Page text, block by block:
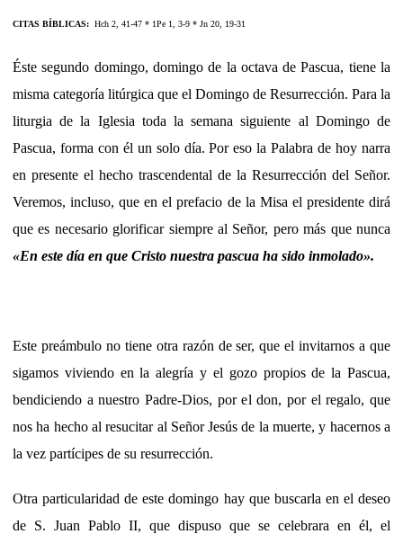
CITAS BÍBLICAS: Hch 2, 41-47 * 1Pe 1, 3-9 * Jn 20, 19-31
Éste segundo domingo, domingo de la octava de Pascua, tiene la
misma categoría litúrgica que el Domingo de Resurrección. Para la
liturgia de la Iglesia toda la semana siguiente al Domingo de
Pascua, forma con él un solo día. Por eso la Palabra de hoy narra
en presente el hecho trascendental de la Resurrección del Señor.
Veremos, incluso, que en el prefacio de la Misa el presidente dirá
que es necesario glorificar siempre al Señor, pero más que nunca
«En este día en que Cristo nuestra pascua ha sido inmolado».
Este preámbulo no tiene otra razón de ser, que el invitarnos a que
sigamos viviendo en la alegría y el gozo propios de la Pascua,
bendiciendo a nuestro Padre-Dios, por el don, por el regalo, que
nos ha hecho al resucitar al Señor Jesús de la muerte, y hacernos a
la vez partícipes de su resurrección.
Otra particularidad de este domingo hay que buscarla en el deseo
de S. Juan Pablo II, que dispuso que se celebrara en él, el